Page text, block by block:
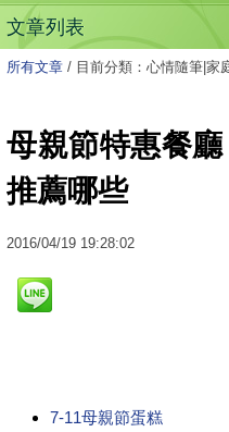
文章列表
所有文章 / 目前分類：心情隨筆|家
母親節特惠餐
推薦哪些
2016/04/19 19:28:02
7-11母親節蛋糕